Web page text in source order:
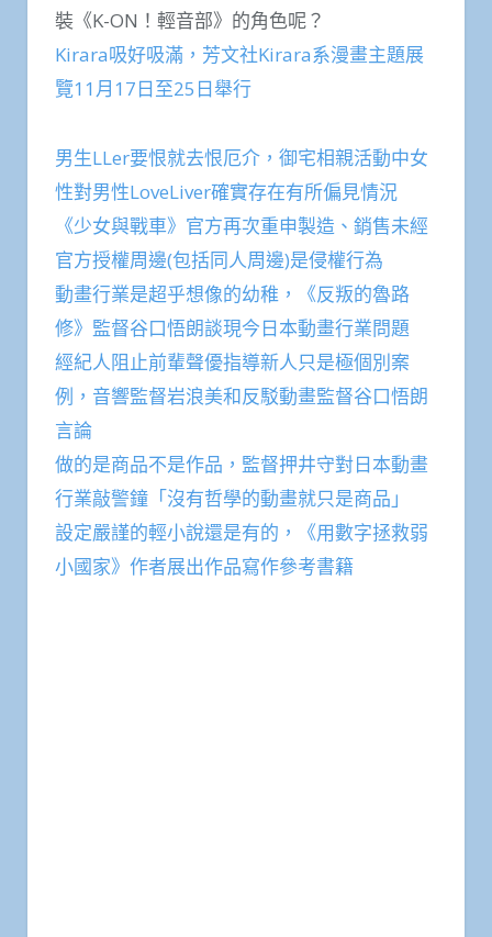
裝《K-ON！輕音部》的角色呢？
Kirara吸好吸滿，芳文社Kirara系漫畫主題展
覽11月17日至25日舉行
男生LLer要恨就去恨厄介，御宅相親活動中女
性對男性LoveLiver確實存在有所偏見情況
《少女與戰車》官方再次重申製造、銷售未經
官方授權周邊(包括同人周邊)是侵權行為
動畫行業是超乎想像的幼稚，《反叛的魯路
修》監督谷口悟朗談現今日本動畫行業問題
經紀人阻止前輩聲優指導新人只是極個別案
例，音響監督岩浪美和反駁動畫監督谷口悟朗
言論
做的是商品不是作品，監督押井守對日本動畫
行業敲警鐘「沒有哲學的動畫就只是商品」
設定嚴謹的輕小說還是有的，《用數字拯救弱
小國家》作者展出作品寫作參考書籍